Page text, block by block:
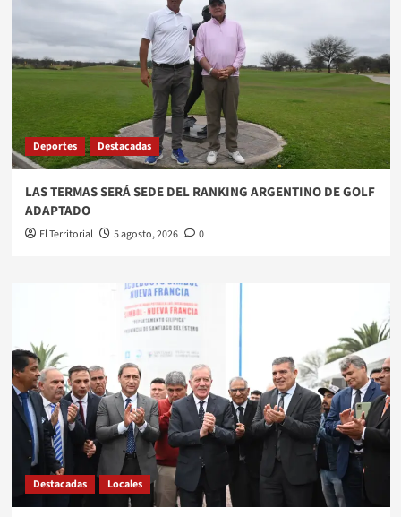
Deportes Destacadas
LAS TERMAS SERÁ SEDE DEL RANKING ARGENTINO DE GOLF
ADAPTADO
El Territorial 5 agosto, 2026 0
Destacadas Locales